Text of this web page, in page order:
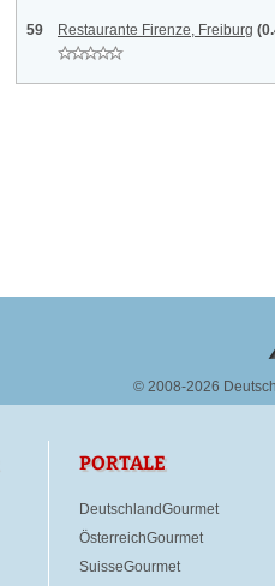
59 Restaurante Firenze, Freiburg
© 2008-2026
PORTALE
DeutschlandGourmet
ÖsterreichGourmet
SuisseGourmet